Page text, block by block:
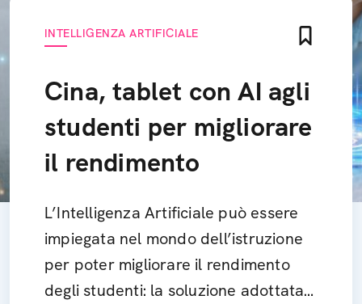
INTELLIGENZA ARTIFICIALE
Cina, tablet con AI agli
studenti per migliorare
il rendimento
L’Intelligenza Artificiale può essere
impiegata nel mondo dell’istruzione
per poter migliorare il rendimento
degli studenti: la soluzione adottata